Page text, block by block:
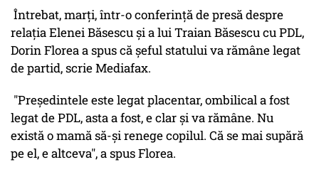
Întrebat, marţi, într-o conferinţă de presă despre
relaţia Elenei Băsescu şi a lui Traian Băsescu cu PDL,
Dorin Florea a spus că şeful statului va rămâne legat
de partid, scrie Mediafax.
"Preşedintele este legat placentar, ombilical a fost
legat de PDL, asta a fost, e clar şi va rămâne. Nu
există o mamă să-şi renege copilul. Că se mai supără
pe el, e altceva", a spus Florea.